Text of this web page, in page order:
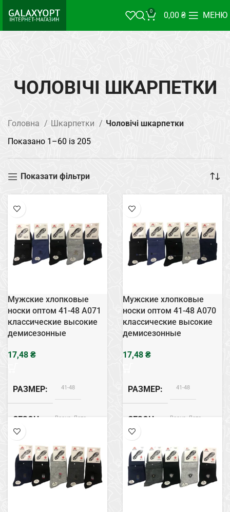
0 0,00 ₴ МЕНЮ
ЧОЛОВІЧІ ШКАРПЕТКИ
Головна Шкарпетки
Чоловічі шкарпетки
Показано 1–60 із 205
Показати фільтри
Мужские хлопковые
носки оптом 41-48 А071
классические высокие
демисезонные
₴
РАЗМЕР 41-48
СЕЗОН Весна, Лето
СОСТАВ Хлопок
Мужские хлопковые
носки оптом 41-48 А070
классические высокие
демисезонные
₴
РАЗМЕР 41-48
СЕЗОН Весна, Лето
СОСТАВ Хлопок